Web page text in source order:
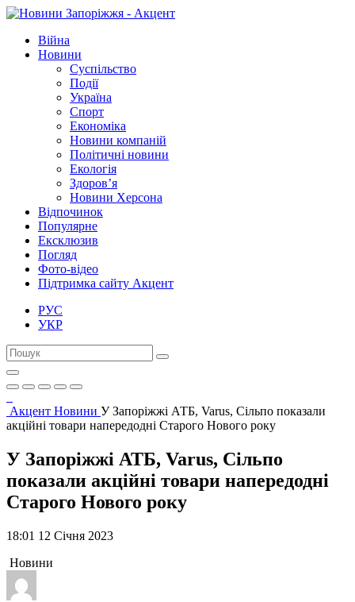
Війна
Новини
Суспільство
Події
Україна
Спорт
Економіка
Новини компаній
Політичні новини
Екологія
Здоров’я
Новини Херсона
Відпочинок
Популярне
Ексклюзив
Погляд
Фото-відео
Підтримка сайту Акцент
РУС
УКР
Акцент Новини У Запоріжжі АТБ, Varus, Сільпо показали
акційні товари напередодні Старого Нового року
У Запоріжжі АТБ, Varus, Сільпо
показали акційні товари напередодні
Старого Нового року
18:01 12 Січня 2023
Новини